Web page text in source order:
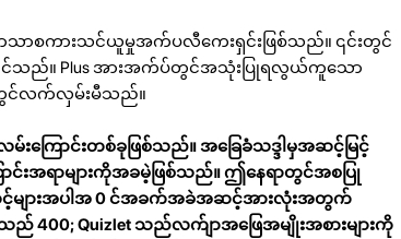
သာစကားသင်ယူမှုအက်ပလီကေးရှင်းဖြစ်သည်။ ၎င်းတွင်
င်သည်။ Plus အားအက်ပ်တွင်အသုံးပြုရလွယ်ကူသော
တွင်လက်လှမ်းမီသည်။
ြောင်းတစ်ခုဖြစ်သည်။ အခြေခံသဒ္ဒါမှအဆင့်မြင့်
းအရာများကိုအခမဲ့ဖြစ်သည်။ ဤနေရာတွင်အစပြု
ျားအပါအ 0 င်အခက်အခဲအဆင့်အားလုံးအတွက်
သည် 400; Quizlet သည်လက်ျာအဖြေအမျိုးအစားများကို